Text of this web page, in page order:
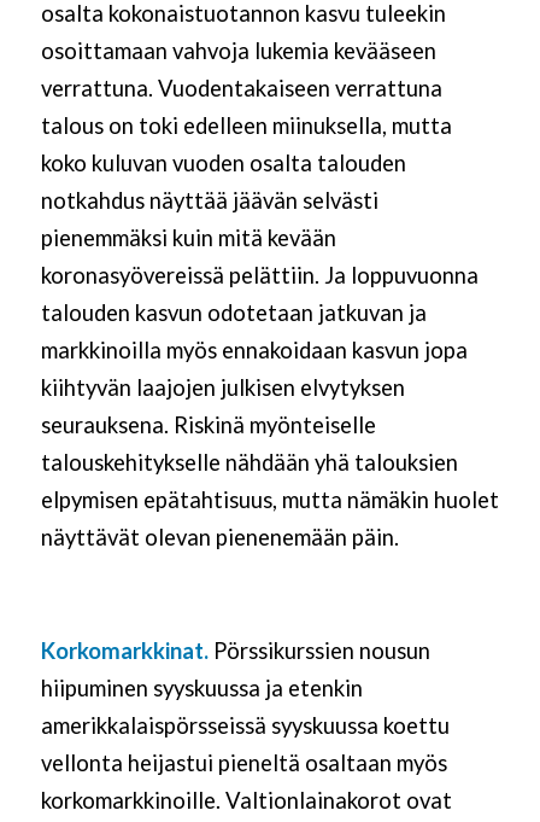
osalta kokonaistuotannon kasvu tuleekin
osoittamaan vahvoja lukemia kevääseen
verrattuna. Vuodentakaiseen verrattuna
talous on toki edelleen miinuksella, mutta
koko kuluvan vuoden osalta talouden
notkahdus näyttää jäävän selvästi
pienemmäksi kuin mitä kevään
koronasyövereissä pelättiin. Ja loppuvuonna
talouden kasvun odotetaan jatkuvan ja
markkinoilla myös ennakoidaan kasvun jopa
kiihtyvän laajojen julkisen elvytyksen
seurauksena. Riskinä myönteiselle
talouskehitykselle nähdään yhä talouksien
elpymisen epätahtisuus, mutta nämäkin huolet
näyttävät olevan pienenemään päin.
Korkomarkkinat. Pörssikurssien nousun
hiipuminen syyskuussa ja etenkin
amerikkalaispörsseissä syyskuussa koettu
vellonta heijastui pieneltä osaltaan myös
korkomarkkinoille. Valtionlainakorot ovat